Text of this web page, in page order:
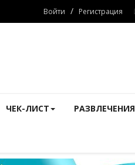
Войти / Регистрация
ЧЕК-ЛИСТ РАЗВЛЕЧЕНИЯ